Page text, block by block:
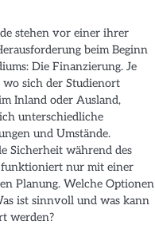
stehen vor einer ihrer
beim Beginn
Die Finanzierung. Je
wo sich der Studienort
Inland oder Ausland,
unterschiedliche
und Umstände.
Sicherheit während des
funktioniert nur mit einer
Planung. Welche Optionen
ist sinnvoll und was kann
werden?